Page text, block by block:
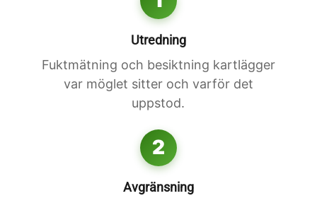
Utredning
Fuktmätning och besiktning kartlägger
var möglet sitter och varför det
uppstod.
2
Avgränsning